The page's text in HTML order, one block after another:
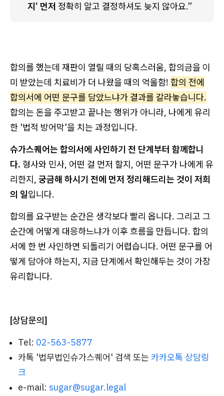
지’ 먼저 정확히 알고 결정하셔도 늦지 않아요.”
합의를 했는데 재판이 열릴 때의 당혹스러움, 합의금을 이
미 받았는데 치료비가 더 나왔을 때의 억울함! 합의 전에
합의서에 어떤 문구를 담았느냐가 결과를 갈라놓습니다.
합의는 돈을 주고받고 끝나는 행위가 아니라, 나에게 유리
한 '법적 방어막'을 치는 과정입니다.
슈가스퀘어는 합의서에 사인하기 전 단계부터 함께합니
다. 형사와 민사, 어떤 걸 먼저 할지, 어떤 문구가 나에게 유
리한지, 궁금해 하시기 전에 먼저 정리해드리는 것이 저희
의 일입니다.
합의를 요구받는 순간은 생각보다 빨리 옵니다. 그리고 그
순간에 어떻게 대응하느냐가 이후 흐름을 만듭니다. 합의
서에 한 번 사인하면 되돌리기 어렵습니다. 어떤 문구를 어
떻게 담아야 하는지, 지금 단계에서 확인해두는 것이 가장
유리합니다.
[상담문의]
Tel: 02-563-5877
카톡 '법무법인슈가스퀘어' 검색 또는 카카오톡 상담링
크
e-mail: sugar@sugar.legal